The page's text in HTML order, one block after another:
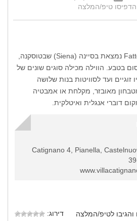
הדפיסו טיפ/המלצה
הווילה Fattoria di Catignano נמצאת בסיינה (Siena) שבטוסקנה,
בטבע. הווילה מכילה סוגים שונים של
ועד לסוויטות בנות שלושה
מאובזר, מקלחת או אמבטיה
דוברי אנגלית ואיטלקית.
והגיבו לטיפ/המלצה
דירוג: